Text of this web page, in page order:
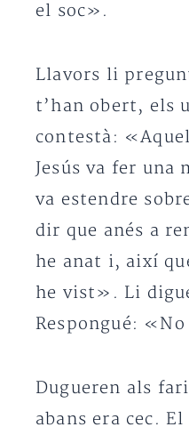
el soc».
Llavors li
t’han obert, els
contestà:
Jesús va fer una
va estendre
dir que anés a
he anat i, així
he vist». Li
Respongué:
Dugueren als
abans era cec.